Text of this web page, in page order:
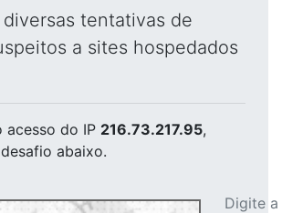
tentativas de
a sites hospedados
acesso do IP 216.73.217.95,
abaixo.
Digite